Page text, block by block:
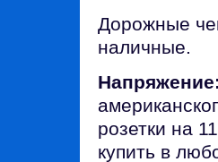
Дорожные
наличные.
розетки на
купить в